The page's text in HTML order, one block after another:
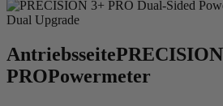
Antriebsseite
PROPowermeter